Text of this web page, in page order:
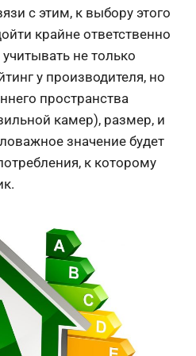
с этим, к выбору этого
крайне ответственно
не только
у производителя, но
пространства
камер), размер, и
значение будет
к которому